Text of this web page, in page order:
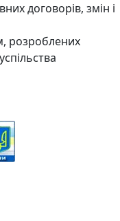
договорів, змін і
розроблених